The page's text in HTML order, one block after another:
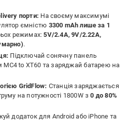
порти: На своєму максимумі
ємністю 3300 mAh лише за 1
режимах:5V/2.4A, 9V/2.22A,
.
Підключай сонячну панель
to XT60 та заряджай батарею на
GridFlow: Станція заряджається
на потужності 1800W з0 до 80%
додаток для Android або iPhone та